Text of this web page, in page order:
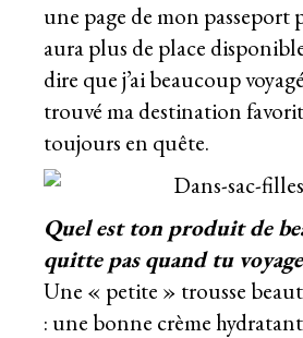
une page de mon passeport
aura plus de place
dire que j’ai beaucoup
trouvé ma destination
toujours en quête.
Quel est ton produit de
quitte pas quand tu
Une « petite » trousse
: une bonne crème